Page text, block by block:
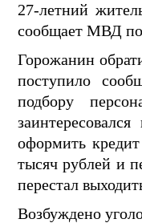
27-летний
сообщает МВД по
Горожанин
поступило
подбору
оформить
тысяч рублей и
перестал
Возбуждено